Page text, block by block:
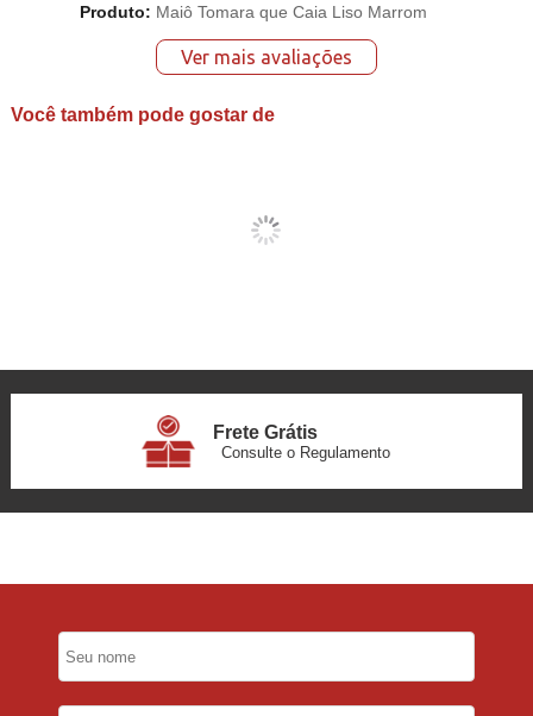
Produto: Maiô Tomara que Caia Liso Marrom
Ver mais avaliações
Você também pode gostar de
Frete Grátis
Consulte o Regulamento